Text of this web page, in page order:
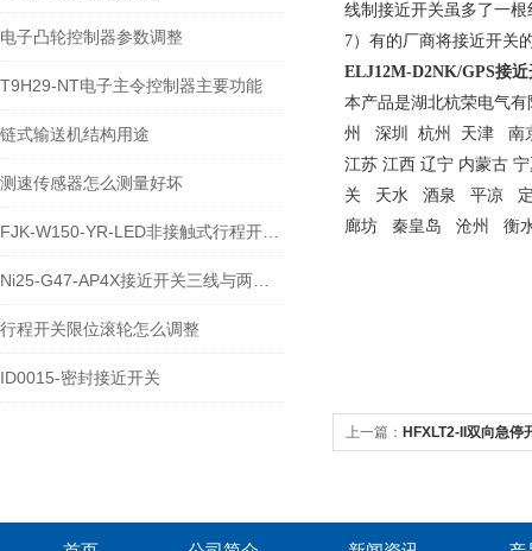
电子凸轮控制器参数调整
T9H29-NT电子主令控制器主要功能
链式输送机结构用途
测速传感器怎么测量好坏
行程开关限位滚轮怎么调整
ID0015-密封接近开关
线制接近开关虽多了一
7）有的厂商将接近开关
ELJ12M-D2NK/GPS接近
本产品是湖北杭荣电气
州 深圳 杭州 天津 南京
江苏 江西 辽宁 内蒙古
关 天水 酒泉 平凉
廊坊 秦皇岛 沧州 衡
上一篇： HFXLT2-II双向急停